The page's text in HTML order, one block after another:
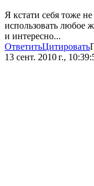
Я кстати себя тоже
использовать любое
и интересно...
ОтветитьЦитировать
13 сент. 2010 г.,